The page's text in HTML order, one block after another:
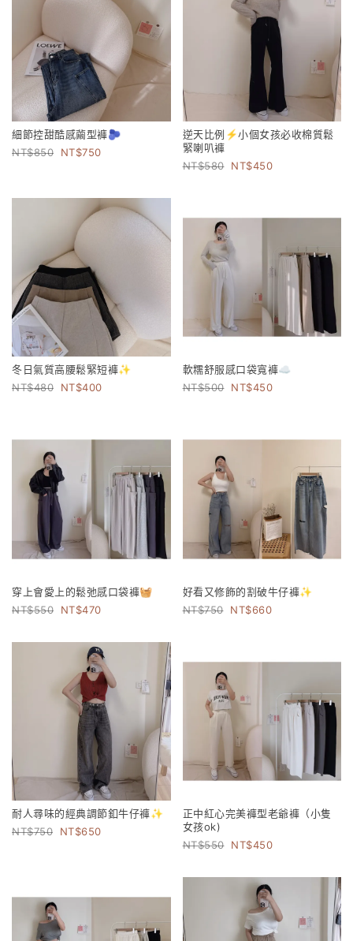
細節控甜酷感繭型褲🫐
850
750
逆天比例⚡️小個女孩必收棉質鬆
緊喇叭褲
580
450
冬日氣質高腰鬆緊短褲✨
480
400
軟糯舒服感口袋寬褲☁️
500
450
穿上會愛上的鬆弛感口袋褲🧺
550
470
好看又修飾的割破牛仔褲✨
750
660
耐人尋味的經典調節釦牛仔褲✨
750
650
正中紅心完美褲型老爺褲（小隻
女孩ok)
550
450